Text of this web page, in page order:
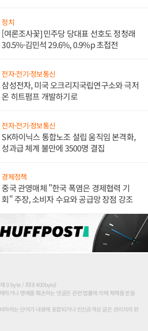
정치
[여론조사꽃] 민주당 당대표 선호도 정청래
30.5%·김민석 29.6%, 0.9%p 초접전
전자·전기·정보통신
삼성전자, 미국 오크리지국립연구소와 극저
온 히트펌프 개발하기로
전자·전기·정보통신
SK하이닉스 통합노조 설립 움직임 본격화,
성과급 체계 불만에 3500명 결집
경제정책
중국 관영매체 "한국 폭염은 경제협력 기
회" 주장, 소비자 수요와 공급망 장점 강조
0 byte / 최대 400byte)
하거나 명예를 훼손하는 댓글은 관련 법률에 의해 제재를 받을
하하는 단어가 내용에 포함되거나 인신공격성 글은 관리자의 판